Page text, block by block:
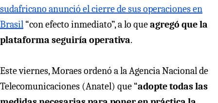
sudafricano anunció el cierre de sus operaciones en
Brasil “con efecto inmediato”, a lo queagregó que la
plataforma seguiría operativa.
Este viernes, Moraes ordenó a la Agencia Nacional de
Telecomunicaciones (Anatel) que “adopte todas las